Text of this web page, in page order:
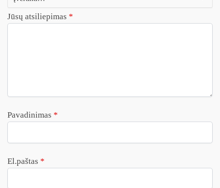
Jūsų atsiliepimas *
Pavadinimas *
El.paštas *